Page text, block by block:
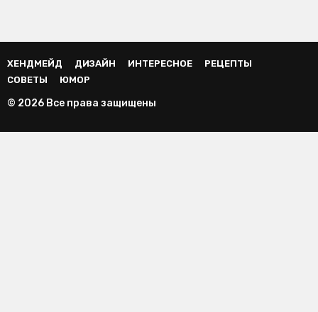
ХЕНДМЕЙД ДИЗАЙН ИНТЕРЕСНОЕ
РЕЦЕПТЫ
СОВЕТЫ
ЮМОР
© 2026 Все права защищены